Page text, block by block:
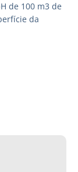
de 100 m3 de
da